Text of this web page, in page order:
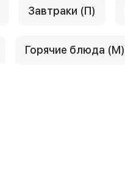
Завтраки (П)
Горячие блюда (М)